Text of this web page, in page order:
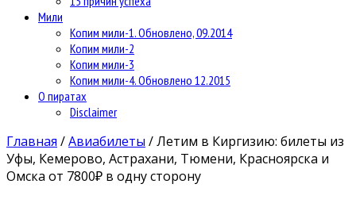
Мили
Копим мили-1. Обновлено, 09.2014
Копим мили-2
Копим мили-3
Копим мили-4. Обновлено 12.2015
О пиратах
Disclaimer
Главная /Авиабилеты /Летим в Киргизию: билеты из
Уфы, Кемерово, Астрахани, Тюмени, Красноярска и
Омска от 7800₽ в одну сторону